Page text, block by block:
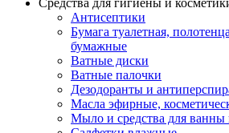
Средства для гигиены и
Антисептики
Бумага туалетная,
бумажные
Ватные диски
Ватные палочки
Дезодоранты и
Масла эфирные,
Мыло и средства для ванны